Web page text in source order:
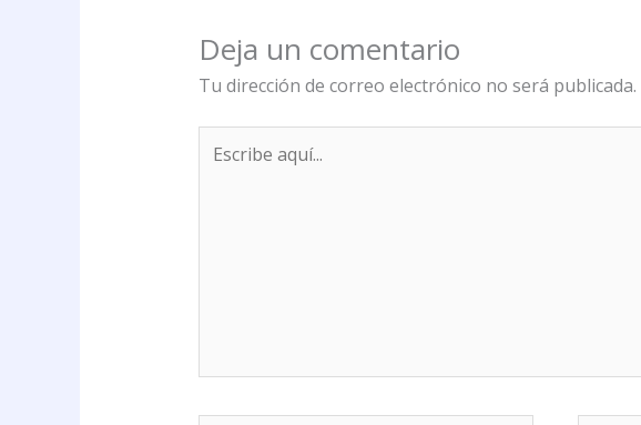
Deja un comentario
Tu dirección de correo electrónico no será publicada.
aquí...